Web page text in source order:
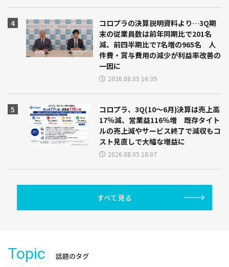
コロプラの決算説明資料より…3Q期
末の従業員数は前年同期比で201名
減、前四半期比で7名増の965名 人
件費・賞与費用の減少が利益率改善の
一因に
2026.08.05 16:39
コロプラ、3Q(10～6月)決算は売上高
17％減、営業益116％増 既存タイト
ルの売上減やサービス終了で減収もコ
スト見直しで大幅な増益に
2026.08.05 18:07
すべて見る
Topic 話題のタグ